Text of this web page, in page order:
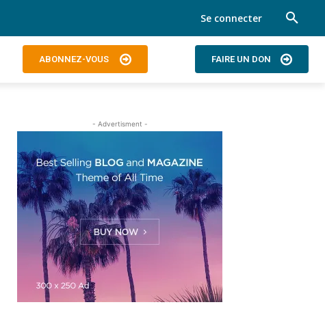
Se connecter
ABONNEZ-VOUS FAIRE UN DON
- Advertisment -